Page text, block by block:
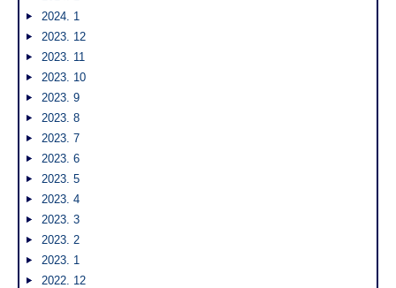
2024. 1
2023. 12
2023. 11
2023. 10
2023. 9
2023. 8
2023. 7
2023. 6
2023. 5
2023. 4
2023. 3
2023. 2
2023. 1
2022. 12